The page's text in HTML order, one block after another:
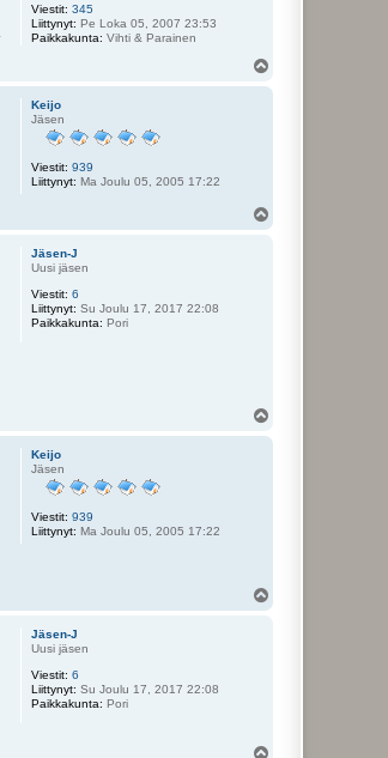
Viestit: 345
Liittynyt: Pe Loka 05, 2007 23:53
Paikkakunta: Vihti & Parainen
Keijo
Jäsen
Viestit: 939
Liittynyt: Ma Joulu 05, 2005 17:22
Jäsen-J
Uusi jäsen
Viestit: 6
Liittynyt: Su Joulu 17, 2017 22:08
Paikkakunta: Pori
Keijo
Jäsen
Viestit: 939
Liittynyt: Ma Joulu 05, 2005 17:22
Jäsen-J
Uusi jäsen
Viestit: 6
Liittynyt: Su Joulu 17, 2017 22:08
Paikkakunta: Pori